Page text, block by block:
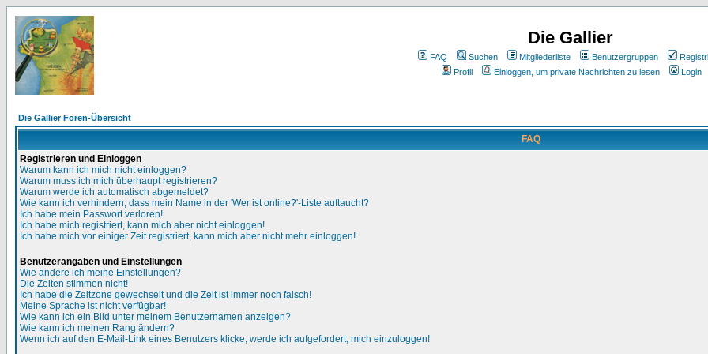
Die Gallier
FAQ Suchen Mitgliederliste Benutzergruppen
Profil
Einloggen, um private Nachrichten zu lesen Login
Die Gallier Foren-Übersicht
FAQ
Registrieren und Einloggen
Warum kann ich mich nicht einloggen?
Warum muss ich mich überhaupt registrieren?
Warum werde ich automatisch abgemeldet?
Wie kann ich verhindern, dass mein Name in der 'Wer ist online?'-Liste auftaucht?
Ich habe mein Passwort verloren!
Ich habe mich registriert, kann mich aber nicht einloggen!
Ich habe mich vor einiger Zeit registriert, kann mich aber nicht mehr einloggen!
Benutzerangaben und Einstellungen
Wie ändere ich meine Einstellungen?
Die Zeiten stimmen nicht!
Ich habe die Zeitzone gewechselt und die Zeit ist immer noch falsch!
Meine Sprache ist nicht verfügbar!
Wie kann ich ein Bild unter meinem Benutzernamen anzeigen?
Wie kann ich meinen Rang ändern?
Wenn ich auf den E-Mail-Link eines Benutzers klicke, werde ich aufgefordert, mich einzuloggen!